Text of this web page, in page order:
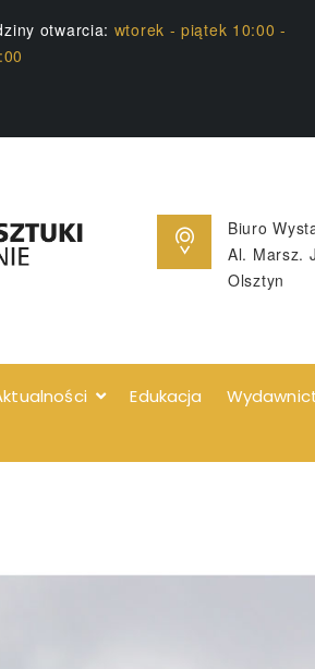
otwarcia: wtorek - piątek 10:00 -
Biuro
Al. Marsz.
Olsztyn
Edukacja